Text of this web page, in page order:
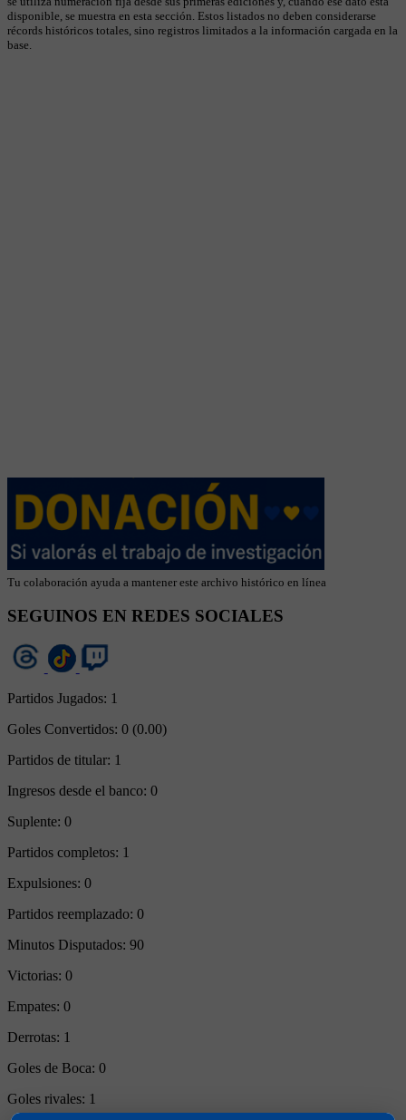
disponible, se muestra en esta sección. Estos listados no deben considerarse
récords históricos totales, sino registros limitados a la información cargada en la
base.
Tu colaboración ayuda a mantener este archivo histórico en línea
SEGUINOS EN REDES SOCIALES
Partidos Jugados: 1
Goles Convertidos: 0 (0.00)
Partidos de titular: 1
Ingresos desde el banco: 0
Suplente: 0
Partidos completos: 1
Expulsiones: 0
Partidos reemplazado: 0
Minutos Disputados: 90
Victorias: 0
Empates: 0
Derrotas: 1
Goles de Boca: 0
Goles rivales: 1